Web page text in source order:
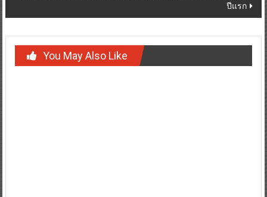
ปีแรก
You May Also Like